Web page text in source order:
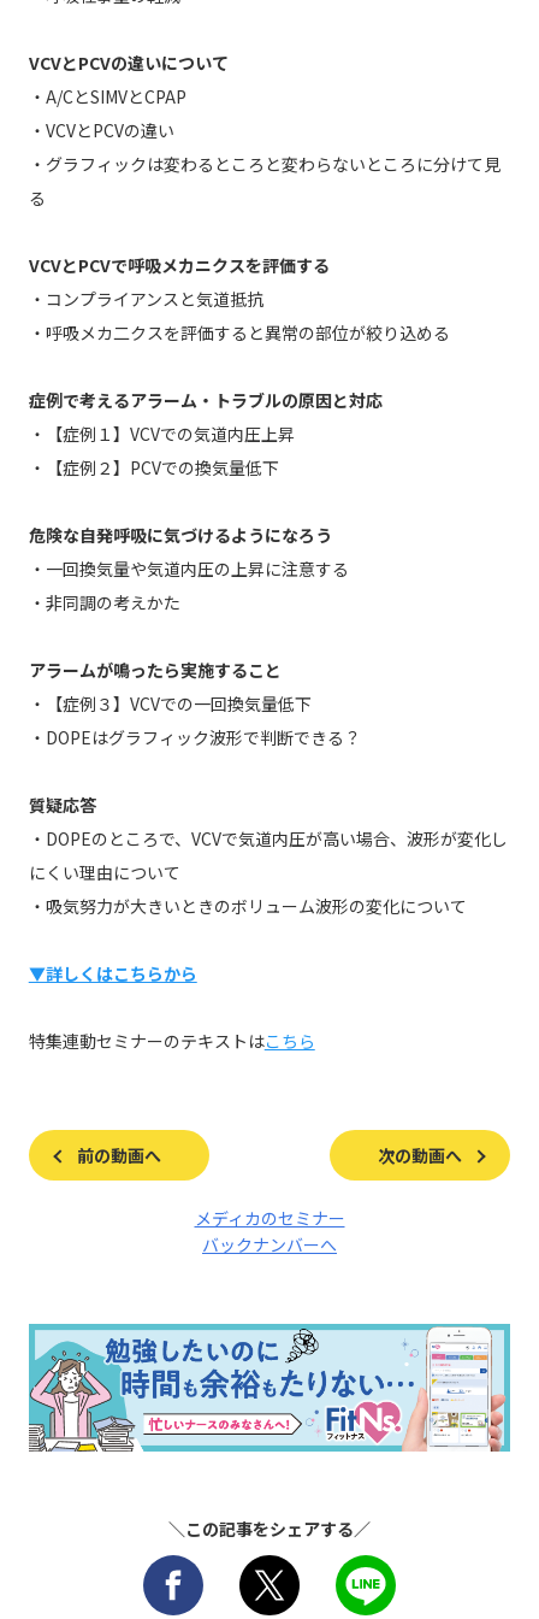
VCVとPCVの違いについて
・A/CとSIMVとCPAP
・VCVとPCVの違い
・グラフィックは変わるところと変わらないところに分けて見
る
VCVとPCVで呼吸メカニクスを評価する
・コンプライアンスと気道抵抗
・呼吸メカ二クスを評価すると異常の部位が絞り込める
症例で考えるアラーム・トラブルの原因と対応
・【症例１】VCVでの気道内圧上昇
・【症例２】PCVでの換気量低下
危険な自発呼吸に気づけるようになろう
・一回換気量や気道内圧の上昇に注意する
・非同調の考えかた
アラームが鳴ったら実施すること
・【症例３】VCVでの一回換気量低下
・DOPEはグラフィック波形で判断できる？
質疑応答
・DOPEのところで、VCVで気道内圧が高い場合、波形が変化し
にくい理由について
・吸気努力が大きいときのボリューム波形の変化について
▼詳しくはこちらから
特集連動セミナーのテキストはこちら
前の動画へ 次の動画へ
メディカのセミナー
バックナンバーへ
＼この記事をシェアする／